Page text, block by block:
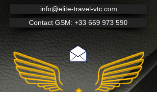
info@elite-travel-vtc.com
Contact GSM: +33 669 973 590